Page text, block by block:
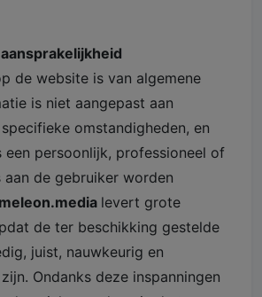
de website is van algemene
is niet aangepast aan
omstandigheden, en
een persoonlijk, professioneel of
aan de gebruiker worden
levert grote
de ter beschikking gestelde
juist, nauwkeurig en
Ondanks deze inspanningen